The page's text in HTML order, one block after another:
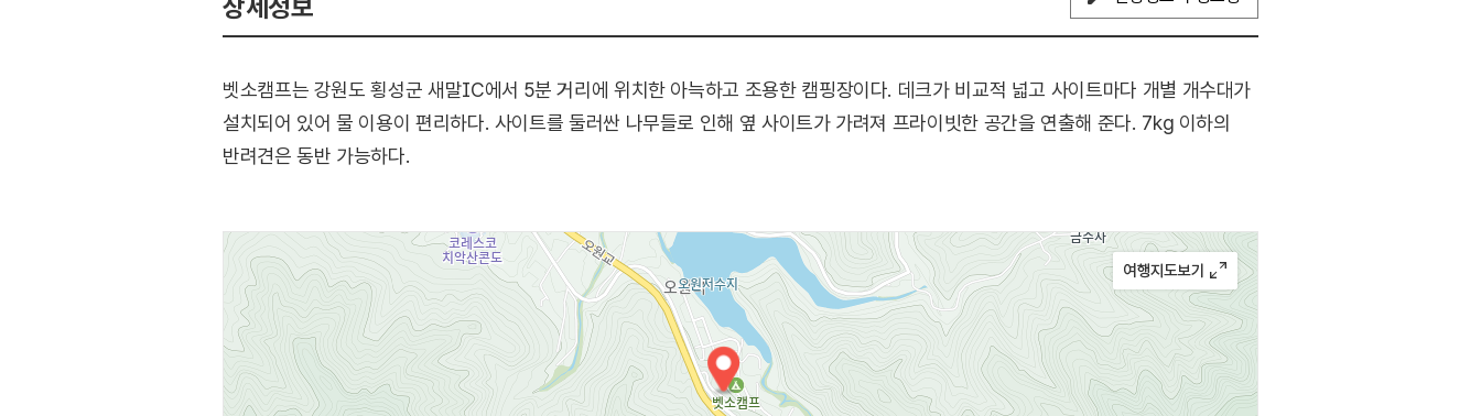
상세정보
벳소캠프는 강원도 횡성군 새말IC에서 5분 거리에 위치한 아늑하고 조용한 캠핑장이다. 데크가 비교적 넓고 사이트마다 개별 개수대가
설치되어 있어 물 이용이 편리하다. 사이트를 둘러싼 나무들로 인해 옆 사이트가 가려져 프라이빗한 공간을 연출해 준다. 7kg 이하의
반려견은 동반 가능하다.